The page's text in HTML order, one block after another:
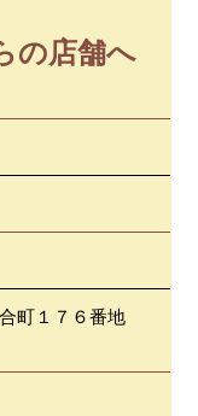
の店舗へ
町１７６番地